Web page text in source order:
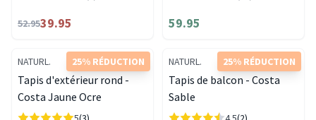
52.9539.95 59.95
25% RÉDUCTION
NATURL.
Tapis d'extérieur rond -
Costa Jaune Ocre
25% RÉDUCTION
NATURL.
Tapis de balcon - Costa
Sable